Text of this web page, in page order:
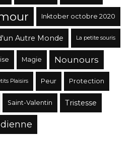
Inktober octobre 2020
Autre Monde La petite souris
Magie Nounours
Plaisirs Peur Protection
Saint-Valentin Tristesse